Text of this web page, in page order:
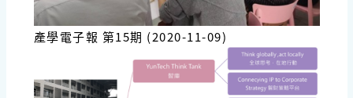
產學電子報 第15期 (2020-11-09)